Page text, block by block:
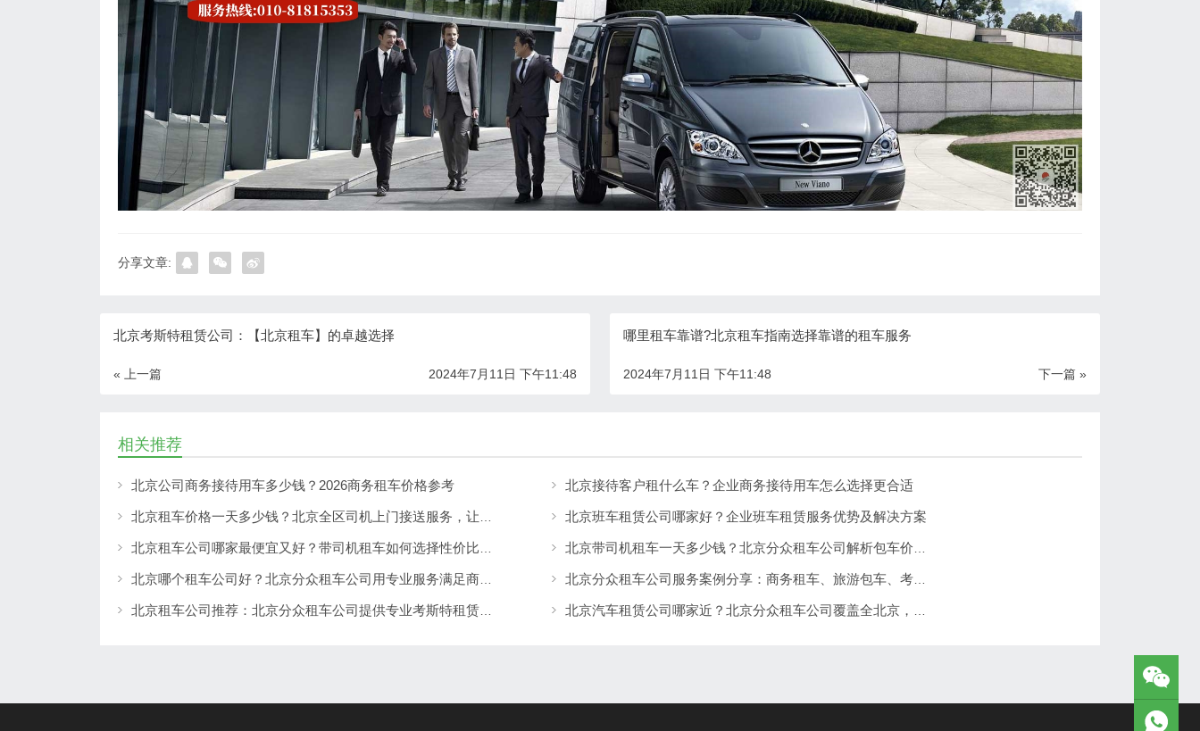
分享文章:
北京考斯特租赁公司：【北京租车】的卓越选择
« 上一篇 2024年7月11日 下午11:48
哪里租车靠谱?北京租车指南选择靠谱的租车服务
下一篇 »
2024年7月11日 下午11:48
相关推荐
北京公司商务接待用车多少钱？2026商务租车价格参考 北京接待客户租什么车？企业商务接待用车怎么选择更合适
北京租车价格一天多少钱？北京全区司机上门接送服务，让出行更方便 北京班车租赁公司哪家好？企业班车租赁服务优势及解决方案
北京租车公司哪家最便宜又好？带司机租车如何选择性价比高的服务 北京带司机租车一天多少钱？北京分众租车公司解析包车价格与服务优势
北京哪个租车公司好？北京分众租车公司用专业服务满足商务、旅游多场景出行需求 北京分众租车公司服务案例分享：商务租车、旅游包车、考斯特、中巴车及企业长期用车解决方案
北京租车公司推荐：北京分众租车公司提供专业考斯特租赁服务 北京汽车租赁公司哪家近？北京分众租车公司覆盖全北京，提供就近上门租车服务